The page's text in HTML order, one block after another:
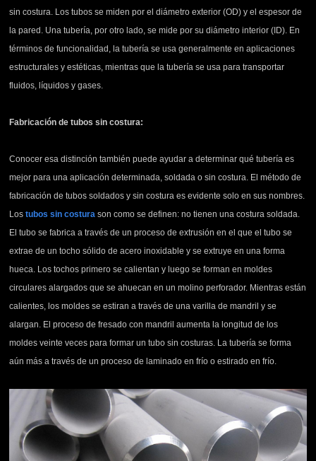
sin costura. Los tubos se miden por el diámetro exterior (OD) y el espesor de
la pared. Una tubería, por otro lado, se mide por su diámetro interior (ID). En
términos de funcionalidad, la tubería se usa generalmente en aplicaciones
estructurales y estéticas, mientras que la tubería se usa para transportar
fluidos, líquidos y gases.
Fabricación de tubos sin costura:
Conocer esa distinción también puede ayudar a determinar qué tubería es
mejor para una aplicación determinada, soldada o sin costura. El método de
fabricación de tubos soldados y sin costura es evidente solo en sus nombres.
Lostubos sin costura son como se definen: no tienen una costura soldada.
El tubo se fabrica a través de un proceso de extrusión en el que el tubo se
extrae de un tocho sólido de acero inoxidable y se extruye en una forma
hueca. Los tochos primero se calientan y luego se forman en moldes
circulares alargados que se ahuecan en un molino perforador. Mientras están
calientes, los moldes se estiran a través de una varilla de mandril y se
alargan. El proceso de fresado con mandril aumenta la longitud de los
moldes veinte veces para formar un tubo sin costuras. La tubería se forma
aún más a través de un proceso de laminado en frío o estirado en frío.